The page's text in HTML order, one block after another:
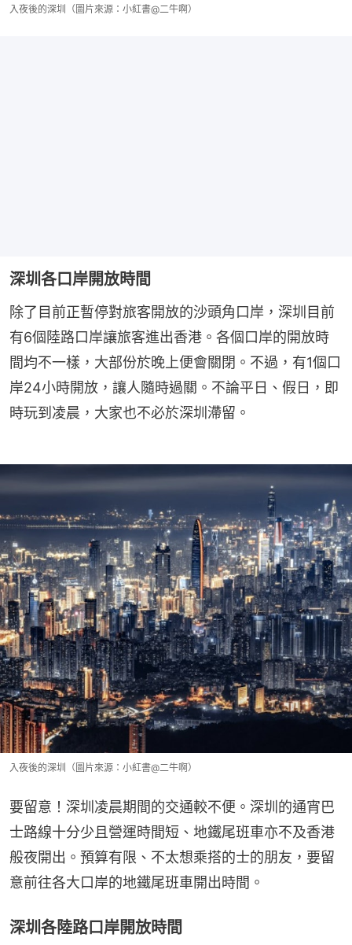
入夜後的深圳（圖片來源：小紅書@二牛啊）
深圳各口岸開放時間
除了目前正暫停對旅客開放的沙頭角口岸，深圳目前
有6個陸路口岸讓旅客進出香港。各個口岸的開放時
間均不一樣，大部份於晚上便會關閉。不過，有1個口
岸24小時開放，讓人隨時過關。不論平日、假日，即
時玩到凌晨，大家也不必於深圳滯留。
入夜後的深圳（圖片來源：小紅書@二牛啊）
要留意！深圳凌晨期間的交通較不便。深圳的通宵巴
士路線十分少且營運時間短、地鐵尾班車亦不及香港
般夜開出。預算有限、不太想乘搭的士的朋友，要留
意前往各大口岸的地鐵尾班車開出時間。
深圳各陸路口岸開放時間